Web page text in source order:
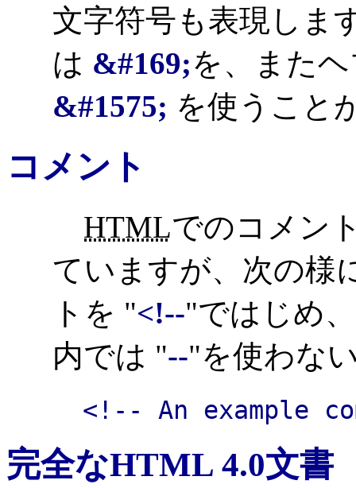
文字符号も表現しま
は &#169;を、また
&#1575; を使うこと
コメント
HTMLでのコメン
ていますが、次の様
トを "<!--"ではじめ
内では "--"を使わな
<!-- An example
完全なHTML 4.0文書